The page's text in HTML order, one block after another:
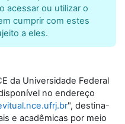
acessar ou utilizar o
cumprir com estes
a eles.
da Universidade Federal
no endereço
", destina-
e acadêmicas por meio